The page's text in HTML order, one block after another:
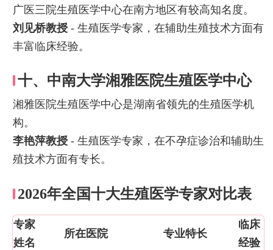
广医三院生殖医学中心在南方地区有较高知名度。
刘见桥教授- 生殖医学专家，在辅助生殖技术方面有
丰富临床经验。
十、中南大学湘雅医院生殖医学中心
湘雅医院生殖医学中心是湖南省领先的生殖医学机
构。
李艳萍教授- 生殖医学专家，在不孕症诊治和辅助生
殖技术方面有专长。
2026年全国十大生殖医学专家对比表
专家
姓名
所在医院 专业特长
临床
经验